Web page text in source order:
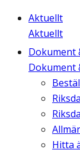
Aktuellt
Aktuellt
Dokument
Dokument
Hitta